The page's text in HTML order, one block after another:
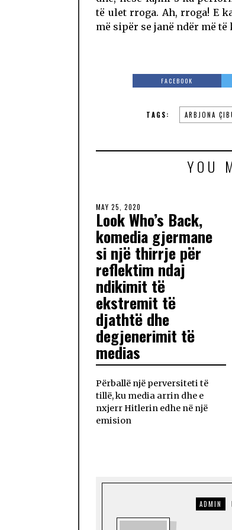
të ulet rroga. Ah, rroga! E
më sipër se janë ndër më të
FACEBOOK
TAGS: ARBJONA
YOU
MAY 25, 2020
Look Who’s Back,
komedia gjermane
si një thirrje për
reflektim ndaj
ndikimit të
ekstremit të
djathtë dhe
degjenerimit të
medias
Përballë një perversiteti të
tillë, ku media arrin dhe e
nxjerr Hitlerin edhe në një
emision
ADMIN